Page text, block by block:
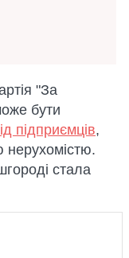
"За
бути
підприємців,
нерухомістю.
стала